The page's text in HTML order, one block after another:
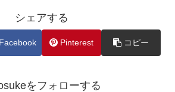
シェアする
Facebook Pinterest コピー
をフォローする